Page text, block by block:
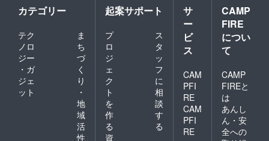
ことは、リラックス効果が
あるともいわれていま
す。 もちろん、匂いはつ
ねに肯定的に働くわけでは
ありません。強い匂いは、
認知症の人、喘息や化学物
質過敏、偏頭痛、食欲不
振、過去の不快記憶をもつ
ながら活動
するという
基本姿勢の
もと、誰も
が安心して
暮らせる豊
かな地域社
会を築くと
同時に、福
祉活動を通
して明るい
を発行
しま
す。 ■
支援金
額は支
まが支
援を申
し込む
際に、
任意で
引き上
げるこ
とが可
カテゴリー
テク
ノロ
ジー
・ガ
ジェ
ット
ま
ち
づ
く
り
・
地
域
活
性
起案サポート
プ
ロ
ジ
ェ
ク
ト
を
作
る
ス
タ
ッ
フ
に
相
談
す
る
資
サ
ー
ビ
ス
CAM
PFI
RE
CAM
PFI
RE
CAMP
FIRE
につい
て
CAMP
FIREと
は
あんし
ん・安
全への